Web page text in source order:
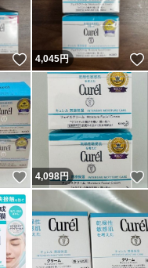
いいね！
4,045円
いいね！
4,098円